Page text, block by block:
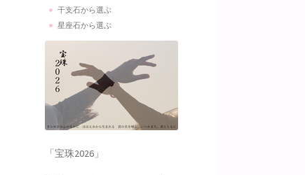
干支石から選ぶ
星座石から選ぶ
「宝珠2026」